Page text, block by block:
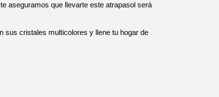
aseguramos que llevarte este atrapasol será
sus cristales multicolores y llene tu hogar de